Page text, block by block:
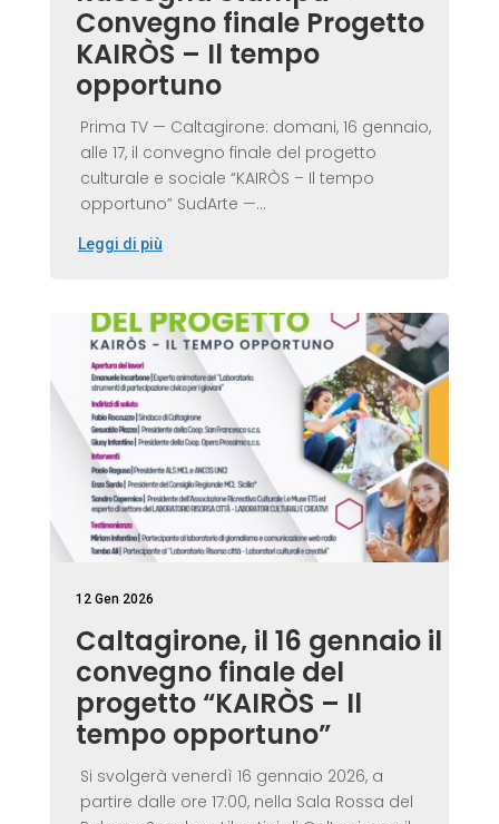
Convegno finale Progetto
KAIRÒS – Il tempo
opportuno
Prima TV — Caltagirone: domani, 16 gennaio,
alle 17, il convegno finale del progetto
culturale e sociale “KAIRÒS – Il tempo
opportuno” SudArte —...
Leggi di più
12 Gen 2026
Caltagirone, il 16 gennaio il
convegno finale del
progetto “KAIRÒS – Il
tempo opportuno”
Si svolgerà venerdì 16 gennaio 2026, a
partire dalle ore 17:00, nella Sala Rossa del